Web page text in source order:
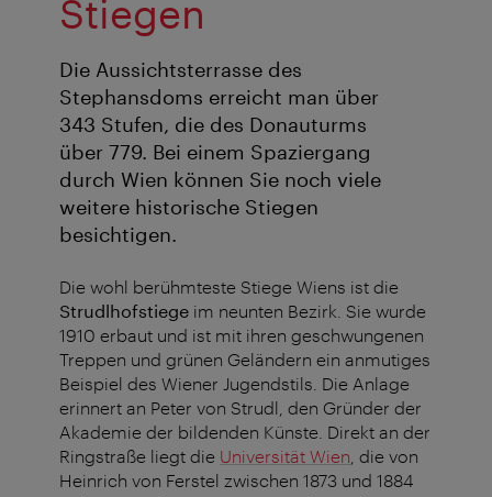
Stiegen
Die Aussichtsterrasse des
Stephansdoms erreicht man über
343 Stufen, die des Donauturms
über 779. Bei einem Spaziergang
durch Wien können Sie noch viele
weitere historische Stiegen
besichtigen.
Die wohl berühmteste Stiege Wiens ist die
Strudlhofstiege im neunten Bezirk. Sie wurde
1910 erbaut und ist mit ihren geschwungenen
Treppen und grünen Geländern ein anmutiges
Beispiel des Wiener Jugendstils. Die Anlage
erinnert an Peter von Strudl, den Gründer der
Akademie der bildenden Künste. Direkt an der
Ringstraße liegt die Universität Wien , die von
Heinrich von Ferstel zwischen 1873 und 1884